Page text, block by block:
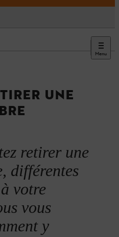
Menu
UNE
retirer une
différentes
votre
vous
y